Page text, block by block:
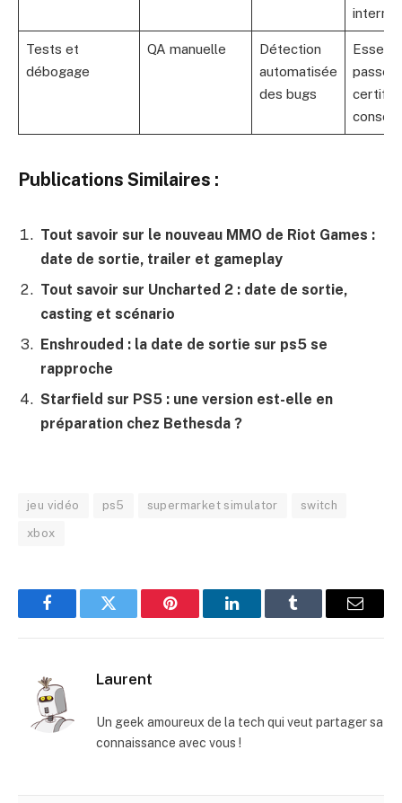
Tests et
débogage
QA manuelle
Détection
automatisée
des bugs
passer
console
Publications Similaires :
Tout savoir sur le nouveau MMO de Riot Games :
date de sortie, trailer et gameplay
Tout savoir sur Uncharted 2 : date de sortie,
casting et scénario
Enshrouded : la date de sortie sur ps5 se
rapproche
Starfield sur PS5 : une version est-elle en
préparation chez Bethesda ?
jeu vidéo ps5 supermarket simulator switch
xbox
FacebookTwitter Pinterest LinkedInTumblr
E-
Laurent
Un geek amoureux de la tech qui veut partager sa
connaissance avec vous !